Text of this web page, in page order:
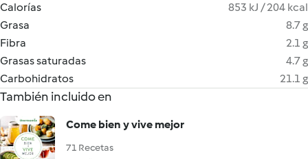
Calorías
853 kJ / 204 kcal
Grasa
8.7 g
Fibra
2.1 g
Grasas saturadas
4.7 g
Carbohidratos
21.1 g
También incluido en
Come bien y vive mejor
71 Recetas